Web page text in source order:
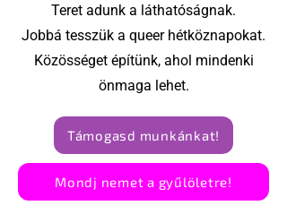
Teret adunk a láthatóságnak.
Jobbá tesszük a queer hétköznapokat.
Közösséget építünk, ahol mindenki
önmaga lehet.
Támogasd munkánkat!
Mondj nemet a gyűlöletre!